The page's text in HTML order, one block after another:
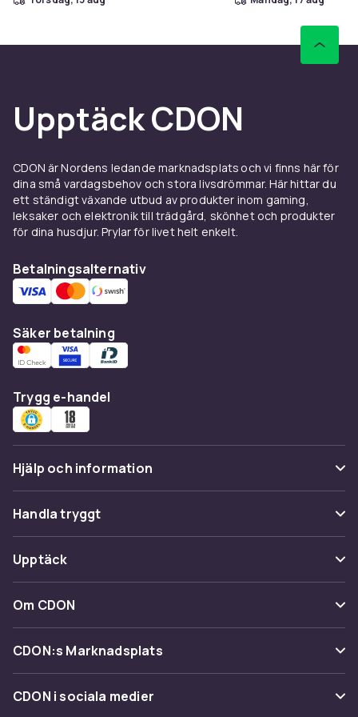
Upptäck CDON
CDON är Nordens ledande marknadsplats och vi finns här för
dina små vardagsbehov och stora livsdrömmar. Här hittar du
ett ständigt växande utbud av produkter inom gaming,
leksaker och elektronik till trädgård, skönhet och produkter
för dina husdjur. Prylar för livet helt enkelt.
Betalningsalternativ
Säker betalning
Trygg e-handel
Hjälp och information
Vanliga frågor
Spåra paket
Ångra & Returnera här
Kundservice
Handla tryggt
Betalning
Leverans
Återkallelser
Upptäck
Kategorier
Varumärken
Shopit.se
Om CDON
Om oss
Kundrecensioner
CDON:s Marknadsplats
Sälj på CDON
CDON i sociala medier